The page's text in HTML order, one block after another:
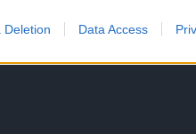
Deletion Data Access